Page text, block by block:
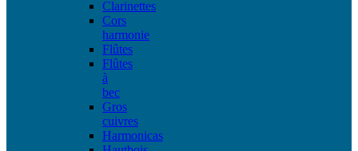
Clarinettes
Cors
harmonie
Flûtes
Flûtes
à
bec
Gros
cuivres
Harmonicas